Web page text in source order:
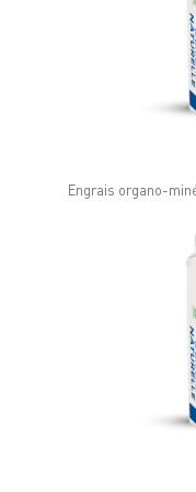
Engrais organo-